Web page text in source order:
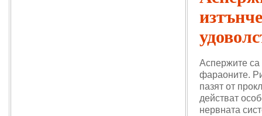
Аспержите
фараоните.
пазят от
действат
нервната